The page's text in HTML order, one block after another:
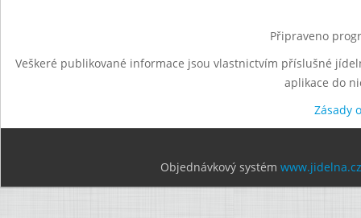
Připraveno
Veškeré publikované informace jsou vlastnictvím příslušné
aplikace do
Zásady
Objednávkový systém www.jidelna.cz